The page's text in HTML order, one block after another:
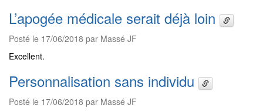
L’apogée médicale serait déjà loin
Posté le 17/06/2018 par Massé JF
Excellent.
Personnalisation sans individu
Posté le 17/06/2018 par Massé JF